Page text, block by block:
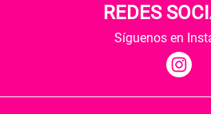
REDES
Síguenos en